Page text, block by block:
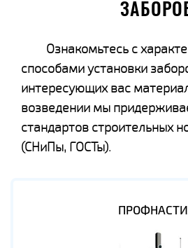
Ознакомьтесь с
способами установки
интересующих вас
возведении мы
стандартов строительных
(СНиПы, ГОСТы).